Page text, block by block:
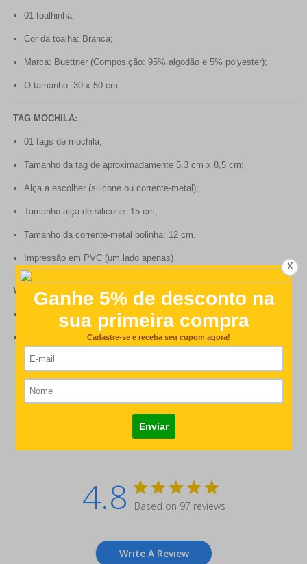
01 toalhinha;
Cor da toalha: Branca;
Marca: Buettner (Composição: 95% algodão e 5% polyester);
O tamanho: 30 x 50 cm.
TAG MOCHILA:
01 tags de mochila;
Tamanho da tag de aproximadamente 5,3 cm x 8,5 cm;
Alça a escolher (silicone ou corrente-metal);
Tamanho alça de silicone: 15 cm;
Tamanho da corrente-metal bolinha: 12 cm.
Impressão em PVC (um lado apenas)
VINIL PARA COPOS E MAMADEIRAS:
01 cartela com 14 etiquetas.
37 mm de diâmetro.
Customer Reviews
4.8 Based on 97 reviews
Write A Review
X